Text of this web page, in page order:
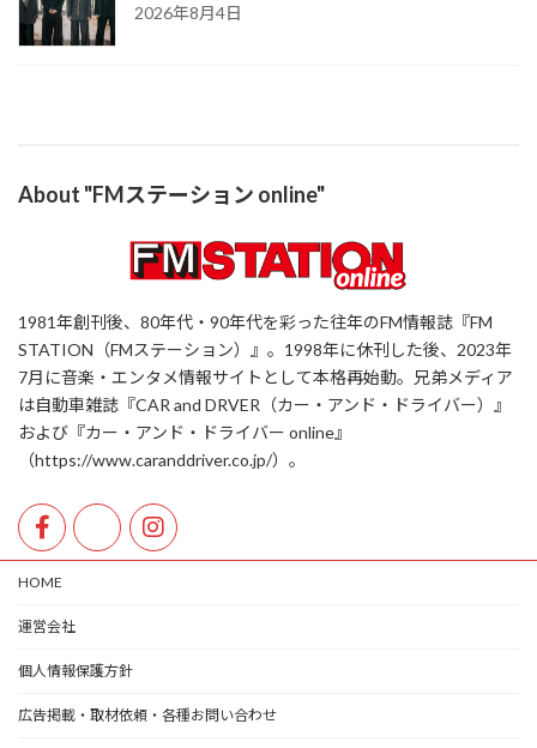
2026年8月4日
About "FMステーション online"
1981年創刊後、80年代・90年代を彩った往年のFM情報誌『FM
STATION（FMステーション）』。1998年に休刊した後、2023年
7月に音楽・エンタメ情報サイトとして本格再始動。兄弟メディア
は自動車雑誌『CAR and DRVER（カー・アンド・ドライバー）』
および『カー・アンド・ドライバー online』
（https://www.caranddriver.co.jp/）。
HOME
運営会社
個人情報保護方針
広告掲載・取材依頼・各種お問い合わせ